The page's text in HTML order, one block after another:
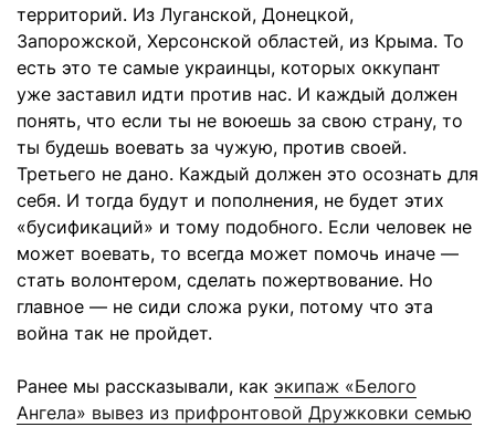
территорий. Из Луганской, Донецкой,
Запорожской, Херсонской областей, из Крыма. То
есть это те самые украинцы, которых оккупант
уже заставил идти против нас. И каждый должен
понять, что если ты не воюешь за свою страну, то
ты будешь воевать за чужую, против своей.
Третьего не дано. Каждый должен это осознать для
себя. И тогда будут и пополнения, не будет этих
«бусификаций» и тому подобного. Если человек не
может воевать, то всегда может помочь иначе —
стать волонтером, сделать пожертвование. Но
главное — не сиди сложа руки, потому что эта
война так не пройдет.
Ранее мы рассказывали, как экипаж «Белого
Ангела» вывез из прифронтовой Дружковки семью